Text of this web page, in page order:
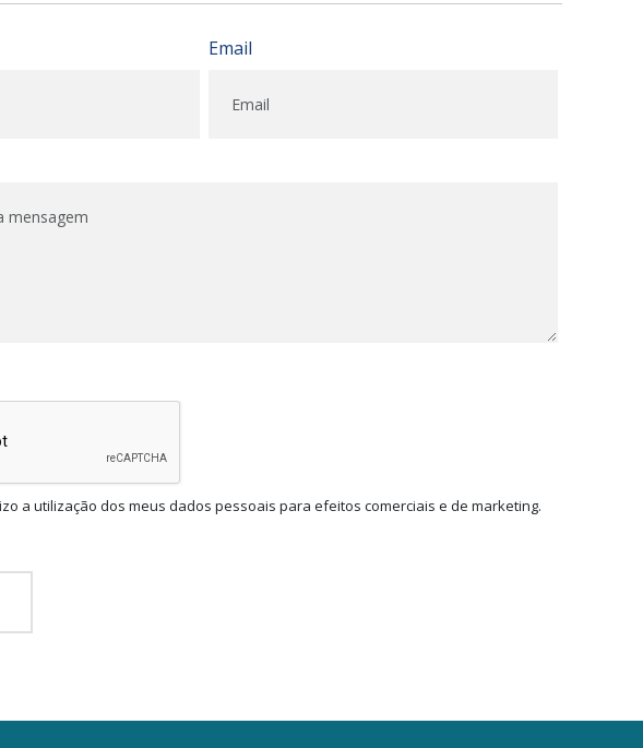
Email
a utilização dos meus dados pessoais para efeitos comerciais e de marketing.